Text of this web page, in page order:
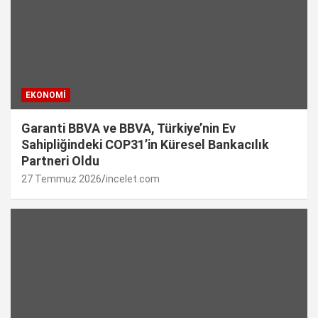
EKONOMI
Garanti BBVA ve BBVA, Türkiye’nin Ev
Sahipliğindeki COP31’in Küresel Bankacılık
Partneri Oldu
27 Temmuz 2026 incelet.com